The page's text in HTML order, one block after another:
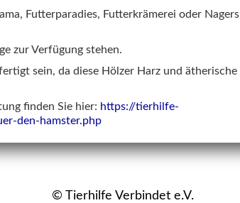
Futterparadies, Futterkrämerei oder Nagers
zur Verfügung stehen.
sein, da diese Hölzer Harz und ätherische
finden Sie hier: https://tierhilfe-
den-hamster.php
© Tierhilfe Verbindet e.V.